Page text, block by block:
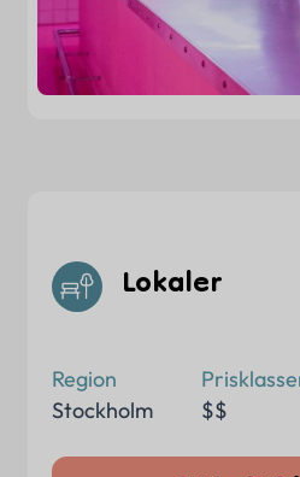
Lokaler
Region
Stockholm
$$